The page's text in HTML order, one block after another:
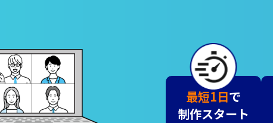
最短1日で
制作スタート